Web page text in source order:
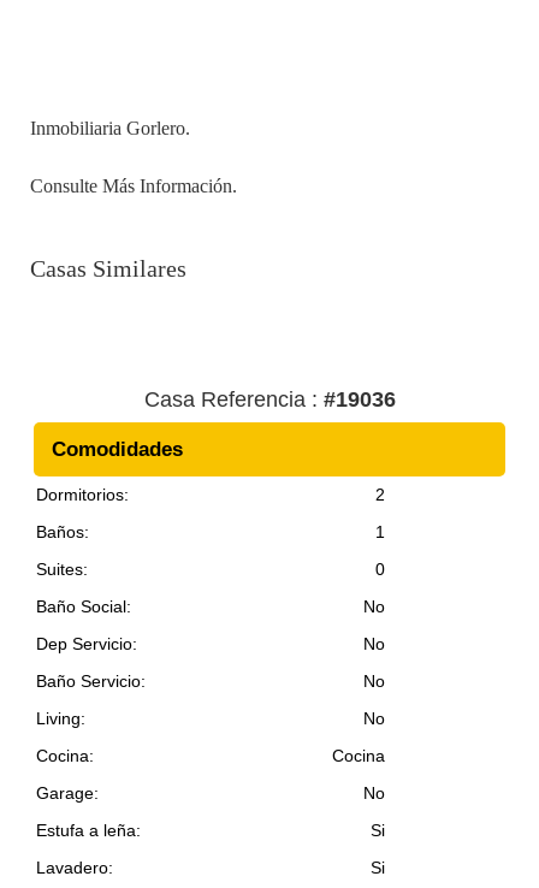
Inmobiliaria Gorlero.
Consulte Más Información.
Casas Similares
Casa Referencia : #19036
Comodidades
Dormitorios:
2
Baños:
1
Suites:
0
Baño Social:
No
Dep Servicio:
No
Baño Servicio:
No
Living:
No
Cocina:
Cocina
Garage:
No
Estufa a leña:
Si
Lavadero:
Si